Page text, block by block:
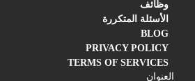
وظائف
الأسئلة المتكررة
BLOG
PRIVACY POLICY
TERMS OF SERVICES
العنوان